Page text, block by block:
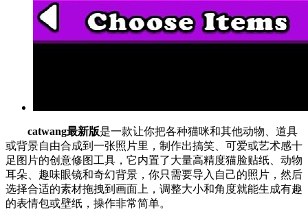
catwang最新版是一款让你把各种猫咪和其他动物、道具
或背景自由合成到一张照片里，制作出搞笑、可爱或艺术感十
足图片的创意修图工具，它内置了大量高精度猫脸贴纸、动物
耳朵、趣味眼镜和奇幻背景，你只需要导入自己的照片，然后
选择合适的素材拖拽到画面上，调整大小和角度就能生成有趣
的表情包或壁纸，操作非常简单。